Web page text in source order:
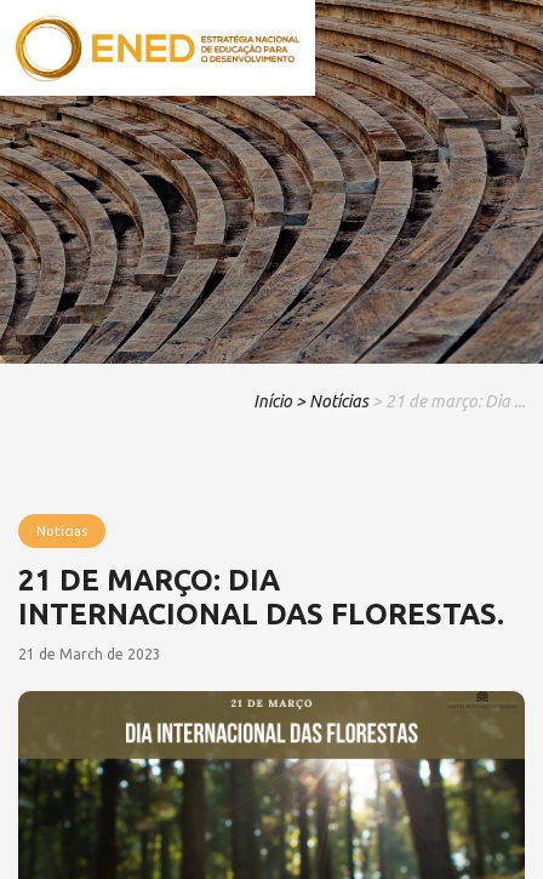
Início > Notícias > 21 de março: Dia ...
Notícias
21 DE MARÇO: DIA
INTERNACIONAL DAS FLORESTAS.
21 de March de 2023